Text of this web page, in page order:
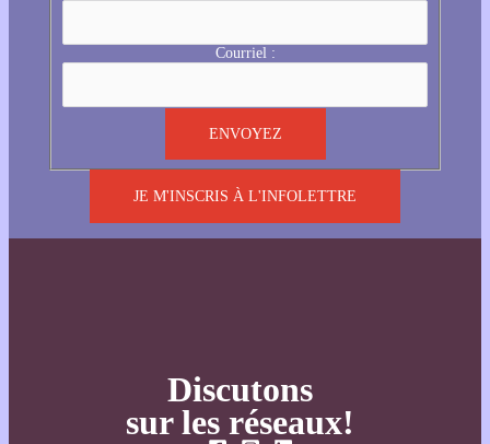
Courriel :
JE M'INSCRIS À L'INFOLETTRE
Discutons
sur les réseaux!